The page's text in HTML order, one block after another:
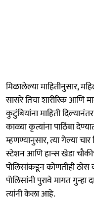
मिळालेल्या माहितीनुसार,
सासरे तिचा शारीरिक आणि
कुटुंबियांना माहिती
काळ्या कृत्यांना पाठिंबा
म्हणण्यानुसार, त्या गेल्या
स्टेशन आणि हान्स खेडा
पोलिसांकडून कोणतीही
पोलिसांनी पुरावे मागत
त्यांनी केला आहे.